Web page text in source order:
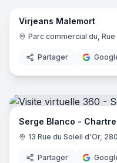
Virjeans Malemort
Parc commercial du,
Partager
Serge Blanco -
13 Rue du Soleil d'Or,
Partager